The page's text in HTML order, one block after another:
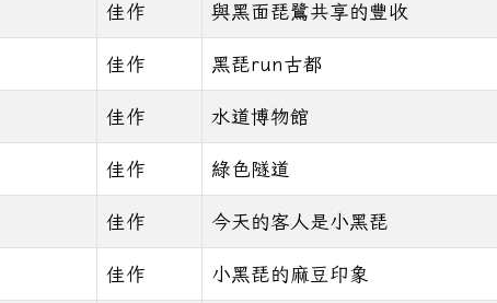
佳作 與黑面琵鷺共享的豐收
佳作 黑琵run古都
佳作 水道博物館
佳作 綠色隧道
佳作 今天的客人是小黑琵
佳作 小黑琵的麻豆印象